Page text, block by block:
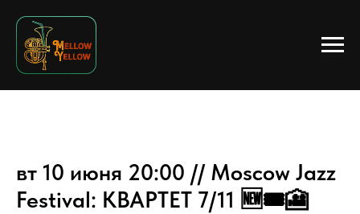
вт 10 июня 20:00 // Moscow Jazz
Festival: КВАРТЕТ 7/11 🆕🎟️🎦